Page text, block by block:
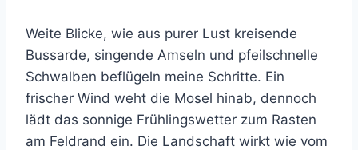
Weite Blicke, wie aus purer Lust kreisende
Bussarde, singende Amseln und pfeilschnelle
Schwalben beflügeln meine Schritte. Ein
frischer Wind weht die Mosel hinab, dennoch
lädt das sonnige Frühlingswetter zum Rasten
am Feldrand ein. Die Landschaft wirkt wie vom